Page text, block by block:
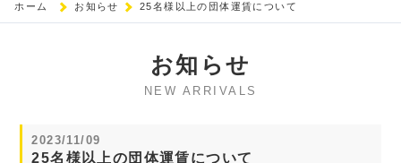
ホーム お知らせ 25名様以上の団体運賃について
お知らせ
NEW ARRIVALS
2023/11/09
25名様以上の団体運賃について